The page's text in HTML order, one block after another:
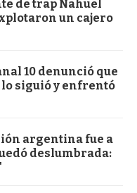
de trap Nahuel
un cajero
10 denunció que
siguió y enfrentó
argentina fue a
deslumbrada: